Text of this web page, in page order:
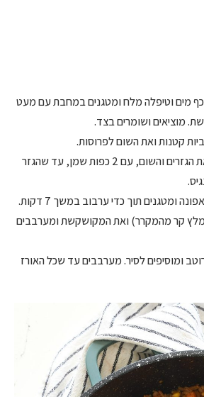
כף מים וטיפלה מלח ומטגנים במחבת עם מעט
מוציאים ושומרים בצד.
קטנות ואת השום לפרוסות.
– בסיר סוטאז’ מטגנים את הגזרים והשום, עם 2 כפות שמן, עד שהגזר
ומטגנים תוך כדי ערבוב במשך 7 דקות.
קר מהמקרר) ואת המקושקשת ומערבבים
ומוסיפים לסיר. מערבבים עד שכל האורז